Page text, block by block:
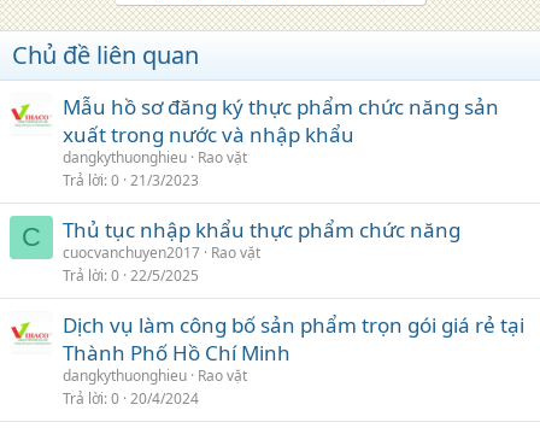
Chủ đề liên quan
Mẫu hồ sơ đăng ký thực phẩm chức năng sản
xuất trong nước và nhập khẩu
dangkythuonghieu Rao vặt
Trả lời 0 21/3/2023
C Thủ tục nhập khẩu thực phẩm chức năng
cuocvanchuyen2017 Rao vặt
Trả lời 0 22/5/2025
Dịch vụ làm công bố sản phẩm trọn gói giá rẻ tại
Thành Phố Hồ Chí Minh
dangkythuonghieu Rao vặt
Trả lời 0 20/4/2024